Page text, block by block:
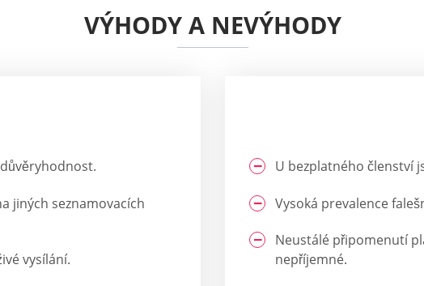
VÝHODY A NEVÝHODY
jiných seznamovacích
vysílání.
U bezplatného členství
Vysoká prevalence
Neustálé připomenutí
nepříjemné.